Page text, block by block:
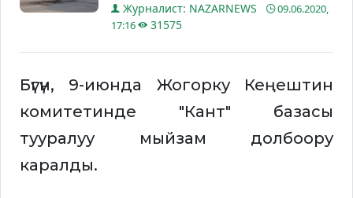
Журналист: NAZARNEWS
09.06.2020,
17:16
31575
Бүгүн, 9-июнда Жогорку Кеңештин
комитетинде "Кант" базасы
тууралуу мыйзам долбоору
каралды.